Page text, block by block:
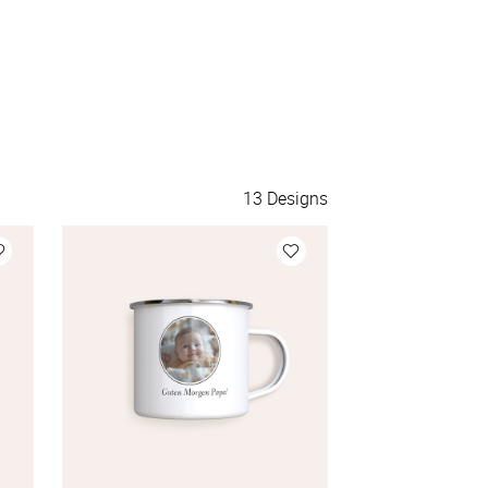
70 Seiten
74 Seiten
13 Designs